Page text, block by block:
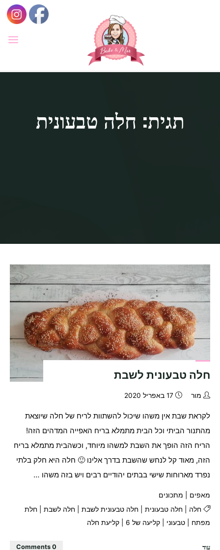
MOR
תגית: חלה טבעונית
חלה טבעונית לשבת
מור 17 באפריל 2020
לקראת שבת אין משהו שיכול להשתוות לריח של חלה שיוצאת
מהתנור הביתי וכל הבית מתמלא בריח האפייה המדהים הזה!
הריח הזה הופך את השבת למשהו מיוחד, וכשהבית מתמלא בריח
הזה, מאוד קל לנחש שהשבת בדרך אלינו 🙂 חלה היא חלק בלתי
נפרד מארוחות שישי בבתים יהודיים רבים ויש בזה משהו …
מאפים
מתכונים
חלה
חלה טבעונית| חלה טבעונית לשבת| חלה לשבת| חלת
מפתח |טבעוני |קליעה של 6 |קליעת חלה
עוד"חלה
0 Comments